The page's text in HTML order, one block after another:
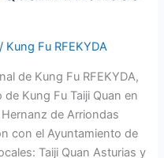
/ Kung Fu RFEKYDA
de Kung Fu RFEKYDA,
Kung Fu Taiji Quan en
de Arriondas
con el Ayuntamiento de
Taiji Quan Asturias y